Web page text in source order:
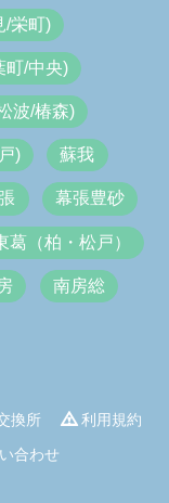
/栄町)
町/中央)
波/椿森)
) 蘇我
幕張豊砂
葛（柏・松戸）
南房総
換所
利用規約
合わせ